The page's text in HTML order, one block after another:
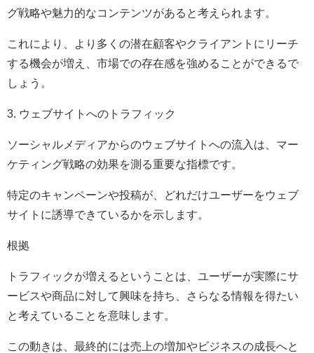
グ戦略や魅力的なコンテンツがあると考えられます。
これにより、より多くの潜在顧客やクライアントにリーチ
する機会が増え、市場での存在感を強めることができるで
しょう。
3. ウェブサイトへのトラフィック
ソーシャルメディアからのウェブサイトへの流入は、マー
ケティング戦略の効果を測る重要な指標です。
特定のキャンペーンや投稿が、どれだけユーザーをウェブ
サイトに誘導できているかを示します。
根拠
トラフィックが増えるということは、ユーザーが実際にサ
ービスや商品に対して興味を持ち、さらなる情報を得たい
と考えていることを意味します。
この動きは、最終的には売上の増加やビジネスの成長へと